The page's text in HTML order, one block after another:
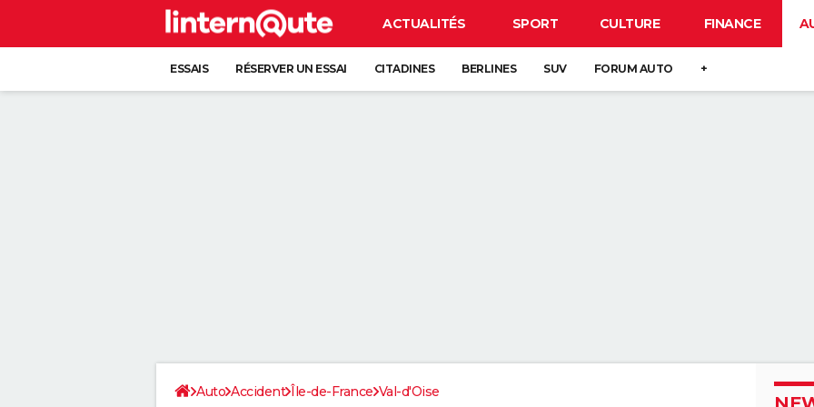
ACTUALITÉS SPORT CULTURE FINANCE
ESSAIS RÉSERVER UN ESSAI CITADINES BERLINES SUV FORUM AUTO +
Auto Accident Île-de-France Val-d'Oise